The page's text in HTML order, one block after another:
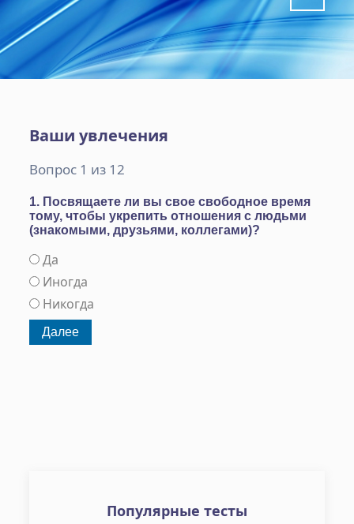
Ваши увлечения
Вопрос 1 из 12
1. Посвящаете ли вы свое свободное время
тому, чтобы укрепить отношения с людьми
(знакомыми, друзьями, коллегами)?
Да
Иногда
Никогда
Популярные тесты